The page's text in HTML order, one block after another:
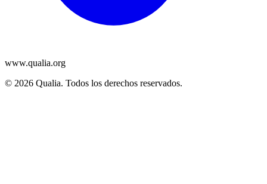
www.qualia.org
© 2026 Qualia. Todos los derechos reservados.